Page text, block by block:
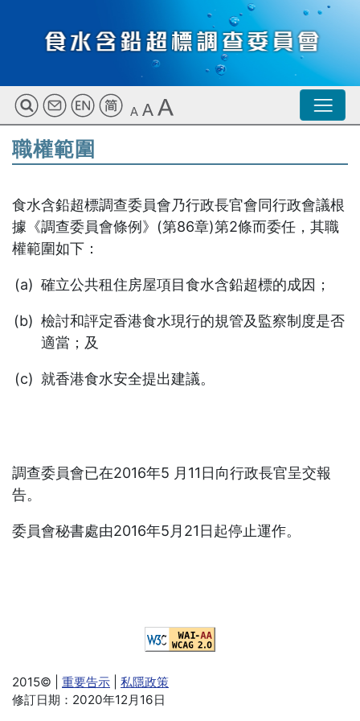
職權範圍
食水含鉛超標調查委員會乃行政長官會同行政會議根
據《調查委員會條例》 (第86章)第2條而委任，其職
權範圍如下：
確立公共租住房屋項目食水含鉛超標的成因；
檢討和評定香港食水現行的規管及監察制度是否
適當；及
就香港食水安全提出建議。
調查委員會已在2016年5 月11日向行政長官呈交報
告。
委員會秘書處由2016年5月21日起停止運作。
2015© 重要告示
私隱政策
修訂日期：2020年12月16日